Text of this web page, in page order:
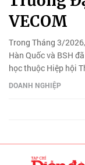
VECOM
Trong Tháng 3/
Hàn Quốc và BSH
học thuộc Hiệp hội
DOANH NGHIỆP